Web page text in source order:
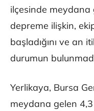
ilçesinde meydana
depreme ilişkin,
başladığını ve an
durumun
Yerlikaya, Bursa
meydana gelen